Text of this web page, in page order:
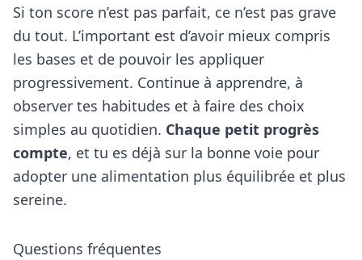
Si ton score n’est pas parfait, ce n’est pas grave
du tout. L’important est d’avoir mieux compris
les bases et de pouvoir les appliquer
progressivement. Continue à apprendre, à
observer tes habitudes et à faire des choix
simples au quotidien. Chaque petit progrès
compte, et tu es déjà sur la bonne voie pour
adopter une alimentation plus équilibrée et plus
sereine.
Questions fréquentes